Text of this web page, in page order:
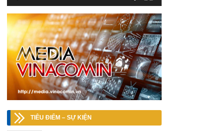
TIÊU ĐIỂM – SỰ KIỆN